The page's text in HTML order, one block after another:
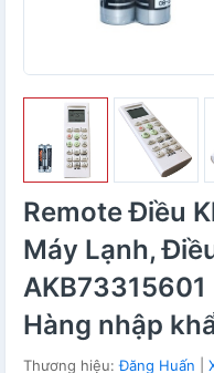
Remote Điều
Máy Lạnh,
Hàng nhập
Thương hiệu:Đăng Huấn